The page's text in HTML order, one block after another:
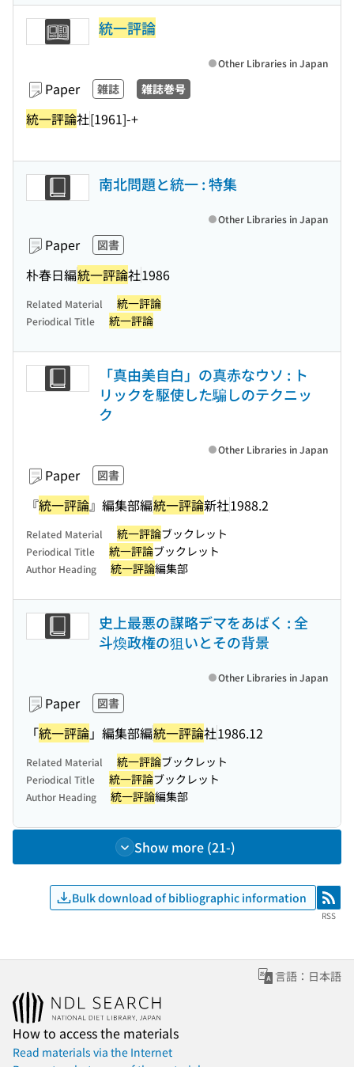
統一評論
Paper 雑誌 雑誌巻号
統一評論社[1961]-+
Other Libraries in Japan
南北問題と統一 : 特集
Paper 図書
朴春日編統一評論社1986
Other Libraries in Japan
Related Material 統一評論
Periodical Title 統一評論
「真由美自白」の真赤なウソ : ト
リックを駆使した騙しのテクニッ
ク
Paper 図書
『統一評論』編集部編統一評論新社1988.2
Other Libraries in Japan
Related Material 統一評論ブックレット
Periodical Title 統一評論ブックレット
Author Heading 統一評論編集部
史上最悪の謀略デマをあばく : 全
斗煥政権の狙いとその背景
Paper 図書
「統一評論」編集部編統一評論社1986.12
Other Libraries in Japan
Related Material 統一評論ブックレット
Periodical Title 統一評論ブックレット
Author Heading 統一評論編集部
Show more (21-)
Bulk download of bibliographic information RSS
RSS
言語：日本語
How to access the materials
Read materials via the Internet